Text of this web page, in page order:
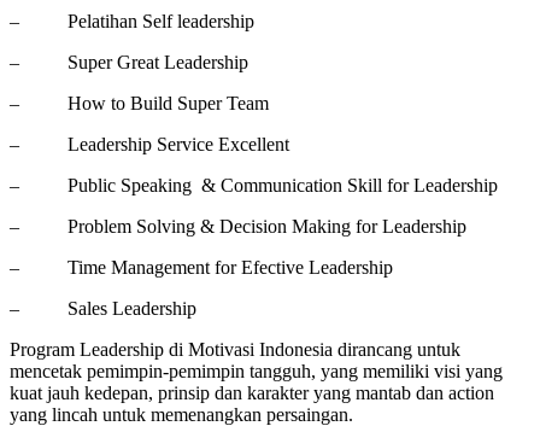
– Pelatihan Self leadership
– Super Great Leadership
– How to Build Super Team
– Leadership Service Excellent
– Public Speaking & Communication Skill for Leadership
– Problem Solving & Decision Making for Leadership
– Time Management for Efective Leadership
– Sales Leadership
Program Leadership di Motivasi Indonesia dirancang untuk
mencetak pemimpin-pemimpin tangguh, yang memiliki visi yang
kuat jauh kedepan, prinsip dan karakter yang mantab dan action
yang lincah untuk memenangkan persaingan.